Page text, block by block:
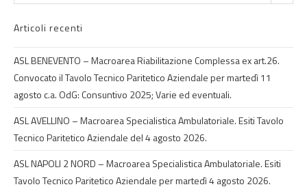
Articoli recenti
ASL BENEVENTO – Macroarea Riabilitazione Complessa ex art.26.
Convocato il Tavolo Tecnico Paritetico Aziendale per martedì 11
agosto c.a. OdG: Consuntivo 2025; Varie ed eventuali.
ASL AVELLINO – Macroarea Specialistica Ambulatoriale. Esiti Tavolo
Tecnico Paritetico Aziendale del 4 agosto 2026.
ASL NAPOLI 2 NORD – Macroarea Specialistica Ambulatoriale. Esiti
Tavolo Tecnico Paritetico Aziendale per martedì 4 agosto 2026.